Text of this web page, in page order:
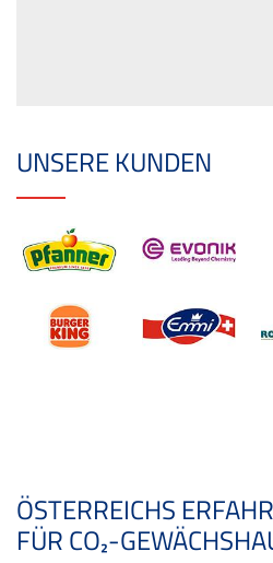
UNSERE KUNDEN
ÖSTERREICHS
FÜR CO₂-